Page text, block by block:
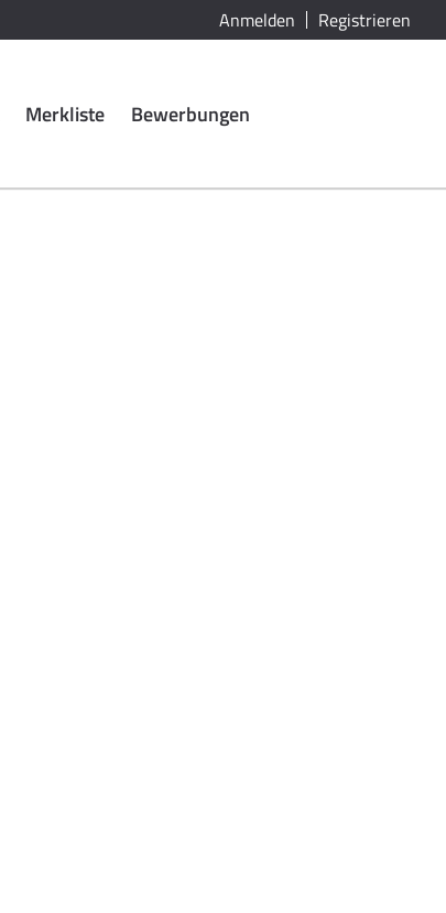
Anmelden Registrieren
Merkliste Bewerbungen